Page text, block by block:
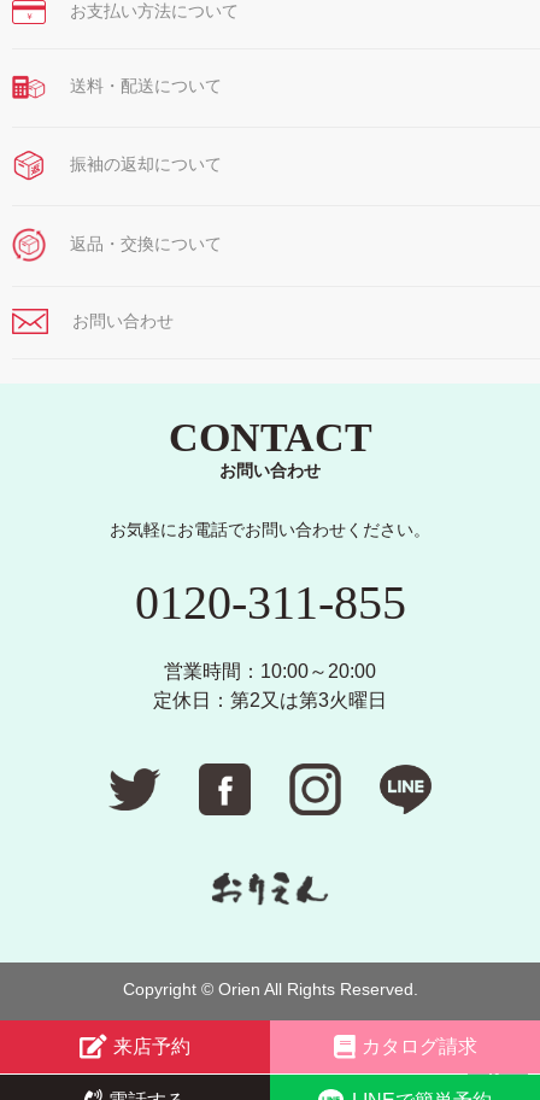
￥ お支払い方法について
送料・配送について
振袖の返却について
返品・交換について
お問い合わせ
CONTACT
お問い合わせ
お気軽にお電話でお問い合わせください。
0120-311-855
営業時間：10:00～20:00
定休日：第2又は第3火曜日
Copyright © Orien All Rights Reserved.
来店予約 カタログ請求